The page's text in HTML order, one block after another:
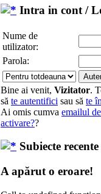
Intra in cont /
Nume de
utilizator:
Parola:
Bine ai venit, Vizitator.
să te autentifici sau să te
Ai omis cumva emailul de
activare??
Subiecte recente
A apărut o eroare!